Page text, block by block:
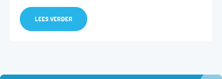
LEES VERDER